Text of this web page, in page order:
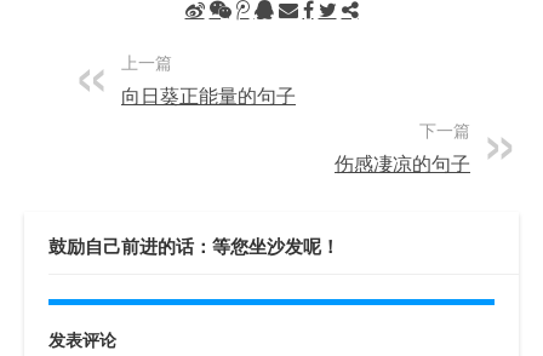
上一篇
向日葵正能量的句子
下一篇
伤感凄凉的句子
鼓励自己前进的话：等您坐沙发呢！
发表评论